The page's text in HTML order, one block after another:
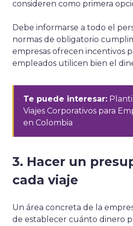
consideren como primera
Debe informarse a todo el
normas de obligatorio
empresas ofrecen incentivos
empleados utilicen bien el
Te puede interesar:
Viajes Corporativos para
en Colombia
3. Hacer un
cada viaje
Un área concreta de la
de establecer cuánto dinero